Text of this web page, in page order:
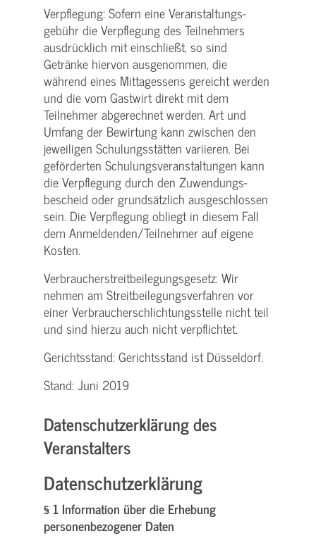
Verpflegung: Sofern eine Veranstaltungs­
gebühr die Verpflegung des Teilnehmers
ausdrücklich mit einschließt, so sind
Getränke hiervon ausgenommen, die
während eines Mittagessens gereicht werden
und die vom Gastwirt direkt mit dem
Teilnehmer abgerechnet werden. Art und
Umfang der Bewirtung kann zwischen den
jeweiligen Schulungsstätten variieren. Bei
geförderten Schulungs­veranstaltungen kann
die Verpflegung durch den Zuwendungs­
bescheid oder grundsätzlich ausgeschlossen
sein. Die Verpflegung obliegt in diesem Fall
dem Anmeldenden/­Teilnehmer auf eigene
Kosten.
Verbraucher­streitbeilegungs­gesetz: Wir
nehmen am Streit­beilegungs­verfahren vor
einer Verbraucher­schlichtungs­stelle nicht teil
und sind hierzu auch nicht verpflichtet.
Gerichtsstand: Gerichtsstand ist Düsseldorf.
Stand: Juni 2019
Datenschutzerklärung des
Veranstalters
Datenschutzerklärung
§ 1 Information über die Erhebung
personenbezogener Daten